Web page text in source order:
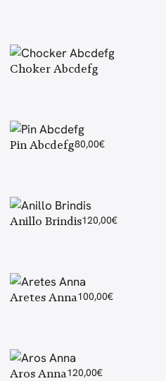
Choker Abcdefg
Pin Abcdefg80,00€
Anillo Brindis120,00€
Aretes Anna100,00€
Aros Anna120,00€